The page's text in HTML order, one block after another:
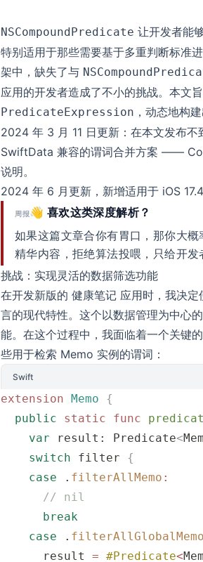
NSCompoundPredicate 让开发者能
特别适用于那些需要基于多重判断标准
架中，缺失了与
应用的开发者造成了不小的挑战。本文
PredicateExpression ，动态地构
2024 年 3 月 11 日更新：在本文发布
SwiftData 兼容的谓词合并方案 ——
说明。
2024 年 6 月更新，新增适用于 iOS
周报👋 喜欢这类深度解析？
如果这篇文章合你有胃口，那你大
精华内容，拒绝算法投喂，只给开发
挑战：实现灵活的数据筛选功能
在开发新版的 健康笔记 应用时，我决
言的现代特性。这个以数据管理为中心
能。在这个过程中，我面临着一个关键
些用于检索 Memo 实例的谓词：
Swift
extension Memo {
  public
static func
    var
result: Predicate<
    switch
filter {
    case
. filterAllMemo :
      // nil
      break
    case
. filterAllGlobalMemo
      result
= #Predicate<